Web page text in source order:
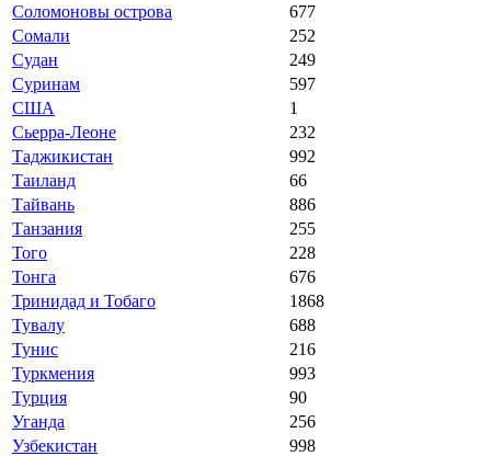
Соломоновы острова
677
Сомали
252
Судан
249
Суринам
597
США
1
Сьерра-Леоне
232
Таджикистан
992
Таиланд
66
Тайвань
886
Танзания
255
Того
228
Тонга
676
Тринидад и Тобаго
1868
Тувалу
688
Тунис
216
Туркмения
993
Турция
90
Уганда
256
Узбекистан
998